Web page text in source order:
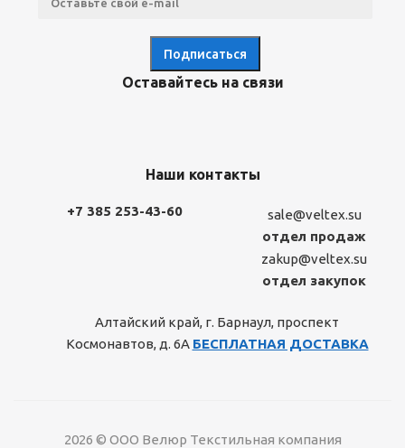
Оставайтесь на связи
Наши контакты
+7 385 253-43-60
sale@veltex.su
отдел продаж
zakup@veltex.su
отдел закупок
Алтайский край, г. Барнаул, проспект
Космонавтов, д. 6А БЕСПЛАТНАЯ ДОСТАВКА
2026 © ООО Велюр Текстильная компания